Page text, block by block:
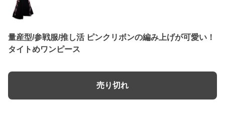
量産型/参戦服/推し活 ピンクリボンの編み上げが可愛い！
タイトめワンピース
売り切れ